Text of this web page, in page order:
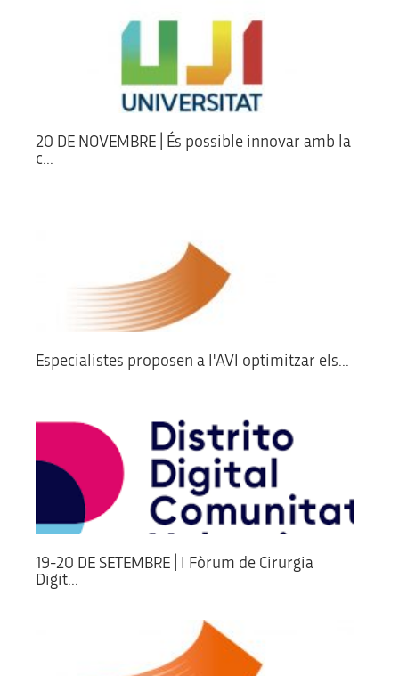
20 DE NOVEMBRE | És possible innovar amb la
c...
Especialistes proposen a l'AVI optimitzar els...
19-20 DE SETEMBRE | I Fòrum de Cirurgia
Digit...